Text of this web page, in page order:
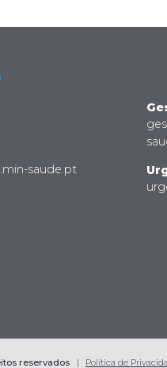
saude.pt
reservados Política de